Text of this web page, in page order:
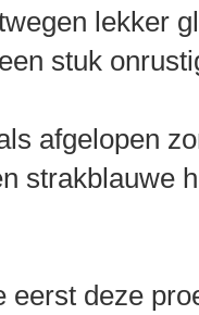
lekker
stuk
afgelopen
strakblauwe
eerst deze